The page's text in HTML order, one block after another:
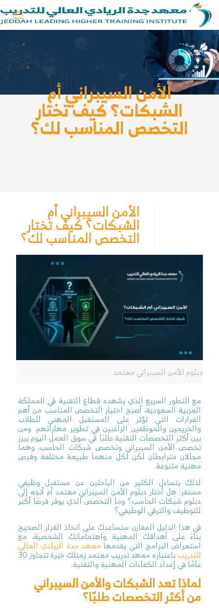
الأمن السيبراني أم
الشبكات؟ كيف تختار
التخصص المناسب لك؟
الأمن السيبراني أم
الشبكات؟ كيف تختار
التخصص المناسب لك؟
دبلوم الأمن السيبراني معتمد
مع التطور السريع الذي يشهده قطاع التقنية في المملكة
العربية السعودية، أصبح اختيار التخصص المناسب من أهم
القرارات التي تؤثر على المستقبل المهني للطلاب
والخريجين والموظفين الراغبين في تطوير مهاراتهم. ومن
بين أكثر التخصصات التقنية طلبًا في سوق العمل اليوم يبرز
تخصص الأمن السيبراني وتخصص شبكات الحاسب، وهما
مجالان مترابطان لكن لكل منهما طبيعة مختلفة وفرص
مهنية متنوعة.
لذلك يتساءل الكثير من الباحثين عن مستقبل وظيفي
مستقر: هل أختار دبلوم الأمن السيبراني معتمد أم أتجه إلى
دبلوم شبكات الحاسب؟ وما التخصص الذي يوفر فرصًا أكبر
للتوظيف والترقي الوظيفي؟
في هذا الدليل المقارن سنساعدك على اتخاذ القرار الصحيح
بناءً على أهدافك المهنية واهتماماتك الشخصية، مع
استعراض البرامج التي يقدمها معهد جدة الريادي العالي
للتدريب باعتباره معهد تدريب معتمد يمتلك خبرة تتجاوز 30
عامًا في إعداد الكفاءات المهنية والتقنية.
لماذا تعد الشبكات والأمن السيبراني
من أكثر التخصصات طلبًا؟